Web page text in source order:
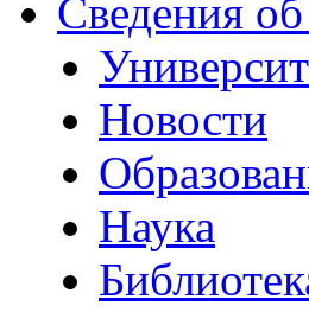
Сведения
Новости
Наука